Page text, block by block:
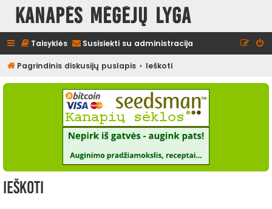
Kanapės mėgėjų lyga
Taisyklės Susisiekti su administracija
Pagrindinis diskusijų puslapis Ieškoti
Ieškoti